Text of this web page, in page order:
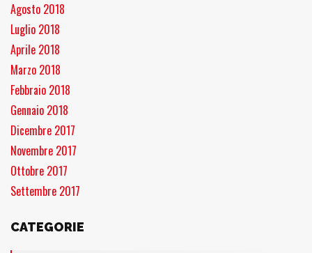
Agosto 2018
Luglio 2018
Aprile 2018
Marzo 2018
Febbraio 2018
Gennaio 2018
Dicembre 2017
Novembre 2017
Ottobre 2017
Settembre 2017
CATEGORIE